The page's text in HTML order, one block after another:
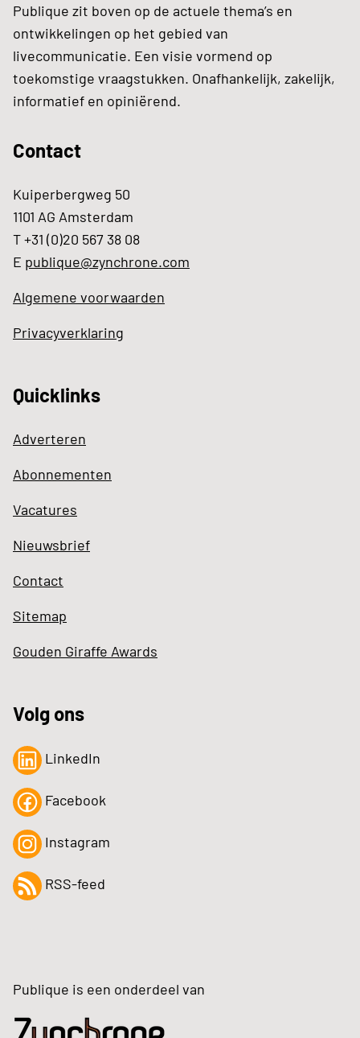
Publique zit boven op de actuele thema’s en
ontwikkelingen op het gebied van
livecommunicatie. Een visie vormend op
toekomstige vraagstukken. Onafhankelijk, zakelijk,
informatief en opiniërend.
Contact
Kuiperbergweg 50
1101 AG Amsterdam
T +31 (0)20 567 38 08
E publique@zynchrone.com
Algemene voorwaarden
Privacyverklaring
Quicklinks
Adverteren
Abonnementen
Vacatures
Nieuwsbrief
Contact
Sitemap
Gouden Giraffe Awards
Volg ons
LinkedIn
Facebook
Instagram
RSS-feed
Publique is een onderdeel van